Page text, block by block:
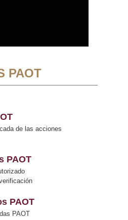
PAOT
de las acciones
PAOT
PAOT
PAOT